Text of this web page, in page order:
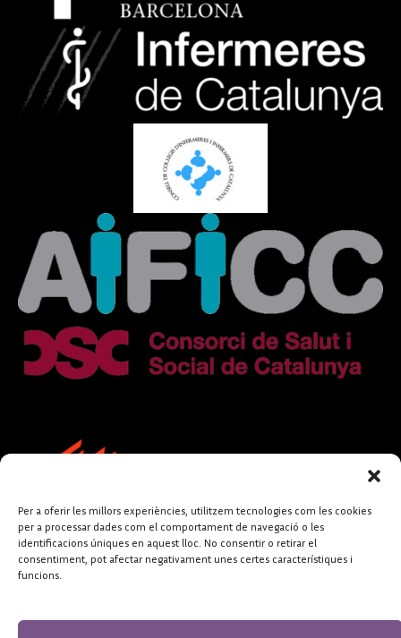
Per a oferir les millors experiències, utilitzem tecnologies com les cookies
per a processar dades com el comportament de navegació o les
identificacions úniques en aquest lloc. No consentir o retirar el
consentiment, pot afectar negativament unes certes característiques i
funcions.
FUNDACIÓ